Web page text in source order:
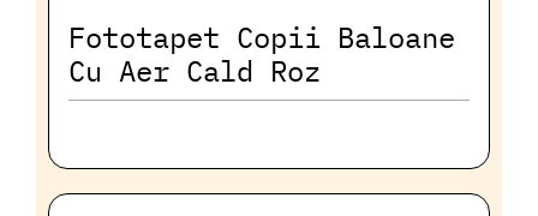
Fototapet Copii Baloane
Cu Aer Cald Roz